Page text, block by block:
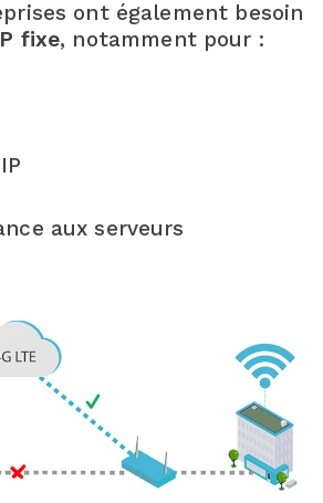
ont également besoin
fixe, notamment pour :
aux serveurs